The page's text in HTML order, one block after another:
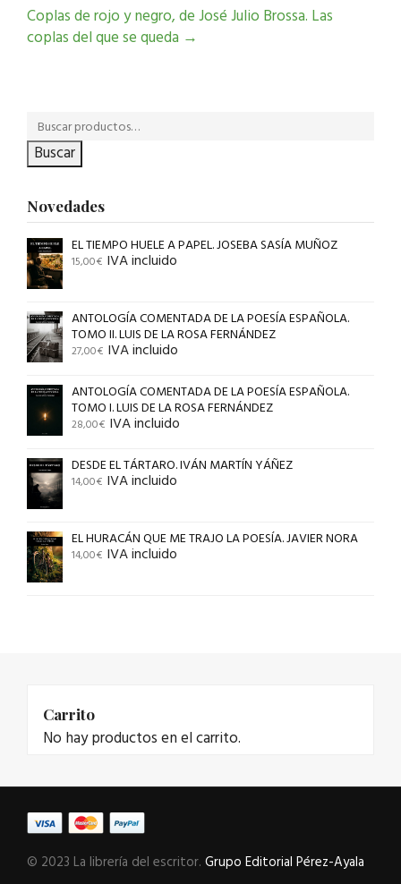
Coplas de rojo y negro, de José Julio Brossa. Las
coplas del que se queda →
Buscar
Novedades
EL TIEMPO HUELE A PAPEL. JOSEBA SASÍA MUÑOZ
15,00€ IVA incluido
ANTOLOGÍA COMENTADA DE LA POESÍA ESPAÑOLA.
TOMO II. LUIS DE LA ROSA FERNÁNDEZ
27,00€ IVA incluido
ANTOLOGÍA COMENTADA DE LA POESÍA ESPAÑOLA.
TOMO I. LUIS DE LA ROSA FERNÁNDEZ
28,00€ IVA incluido
DESDE EL TÁRTARO. IVÁN MARTÍN YÁÑEZ
14,00€ IVA incluido
EL HURACÁN QUE ME TRAJO LA POESÍA. JAVIER NORA
14,00€ IVA incluido
Carrito
No hay productos en el carrito.
© 2023 La librería del escritor. Grupo Editorial Pérez-Ayala